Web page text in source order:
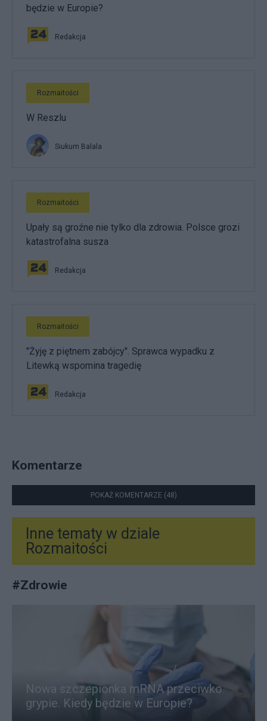
będzie w Europie?
Redakcja
Rozmaitości
W Reszlu
Siukum Balala
Rozmaitości
Upały są groźne nie tylko dla zdrowia. Polsce grozi
katastrofalna susza
Redakcja
Rozmaitości
"Żyję z piętnem zabójcy". Sprawca wypadku z
Litewką wspomina tragedię
Redakcja
Komentarze
POKAŻ KOMENTARZE (48)
Inne tematy w dziale
Rozmaitości
#Zdrowie
Nowa szczepionka mRNA przeciwko
grypie. Kiedy będzie w Europie?